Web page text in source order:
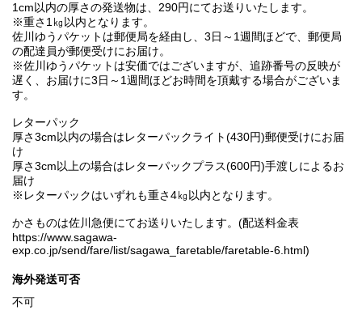
1cm以内の厚さの発送物は、290円にてお送りいたします。
※重さ1㎏以内となります。
佐川ゆうパケットは郵便局を経由し、3日～1週間ほどで、郵便局
の配達員が郵便受けにお届け。
※佐川ゆうパケットは安価ではございますが、追跡番号の反映が
遅く、お届けに3日～1週間ほどお時間を頂戴する場合がございま
す。
レターパック
厚さ3cm以内の場合はレターパックライト(430円)郵便受けにお届
け
厚さ3cm以上の場合はレターパックプラス(600円)手渡しによるお
届け
※レターパックはいずれも重さ4㎏以内となります。
かさものは佐川急便にてお送りいたします。(配送料金表
https://www.sagawa-
exp.co.jp/send/fare/list/sagawa_faretable/faretable-6.html)
海外発送可否
不可